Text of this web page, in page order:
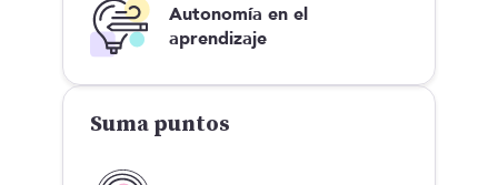
Autonomía en el
aprendizaje
Suma puntos